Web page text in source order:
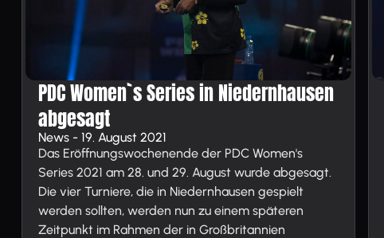
PDC Women`s Series in Niedernhausen
abgesagt
News - 19. August 2021
Das Eröffnungswochenende der PDC Women's
Series 2021 am 28. und 29. August wurde abgesagt.
Die vier Turniere, die in Niedernhausen gespielt
werden sollten, werden nun zu einem späteren
Zeitpunkt im Rahmen der in Großbritannien